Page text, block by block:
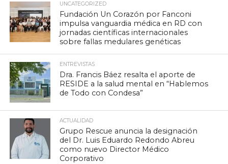
UNCATEGORIZED
Fundación Un Corazón por Fanconi
impulsa vanguardia médica en RD con
jornadas científicas internacionales
sobre fallas medulares genéticas
ENTREVISTAS
Dra. Francis Báez resalta el aporte de
RESIDE a la salud mental en “Hablemos
de Todo con Condesa”
ACTUALIDAD
Grupo Rescue anuncia la designación
del Dr. Luis Eduardo Redondo Abreu
como nuevo Director Médico
Corporativo